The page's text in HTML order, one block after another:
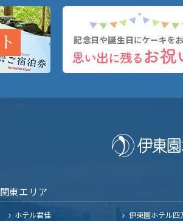
関東エリア
ホテル君佳
伊東園ホテル四